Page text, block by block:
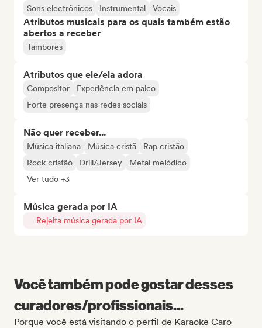
Sons electrônicos Instrumental Vocais
Atributos musicais para os quais também estão
abertos a receber
Tambores
Atributos que ele/ela adora
Compositor
Experiência em palco
Forte presença nas redes sociais
Não quer receber...
Música italiana Música cristã
Rap cristão
Rock cristão
Drill/Jersey
Metal melódico
Ver tudo +3
Música gerada por IA
Rejeita música gerada por IA
Você também pode gostar desses
curadores/profissionais...
Porque você está visitando o perfil de Karaoke Caro